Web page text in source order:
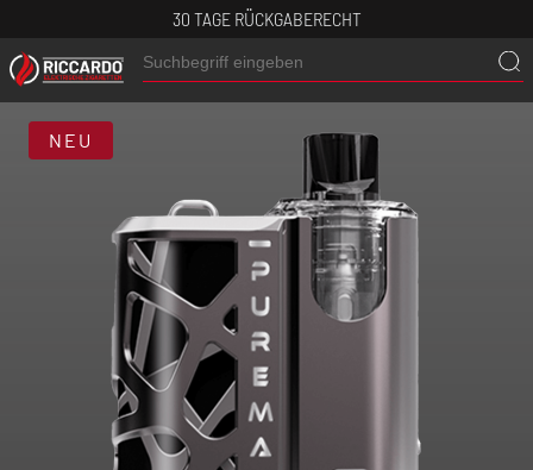
30 TAGE RÜCKGABERECHT
NEU